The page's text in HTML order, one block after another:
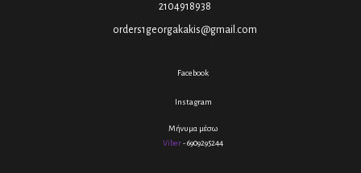
2104918938
orders1georgakakis@gmail.com
Facebook
Instagram
Μήνυμα μέσω
Viber- 6909295244